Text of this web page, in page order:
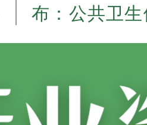
布：公共卫
走向制度现代